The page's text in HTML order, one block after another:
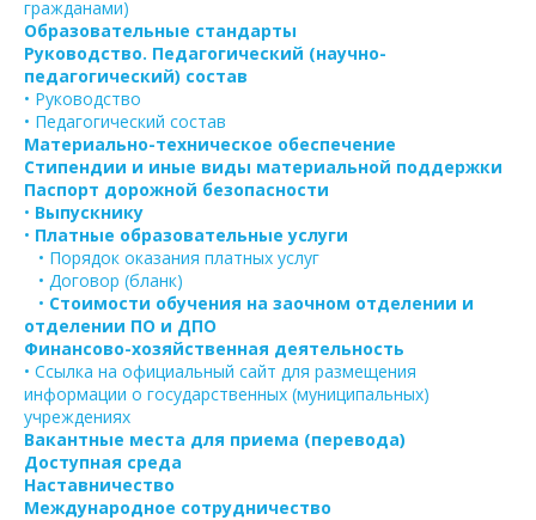
гражданами)
Образовательные стандарты
Руководство. Педагогический (научно-
педагогический) состав
• Руководство
• Педагогический состав
Материально-техническое обеспечение
Стипендии и иные виды материальной поддержки
Паспорт дорожной безопасности
• Выпускнику
• Платные образовательные услуги
• Порядок оказания платных услуг
• Договор (бланк)
• Стоимости обучения на заочном отделении и
отделении ПО и ДПО
Финансово-хозяйственная деятельность
• Ссылка на официальный сайт для размещения
информации о государственных (муниципальных)
учреждениях
Вакантные места для приема (перевода)
Доступная среда
Наставничество
Международное сотрудничество